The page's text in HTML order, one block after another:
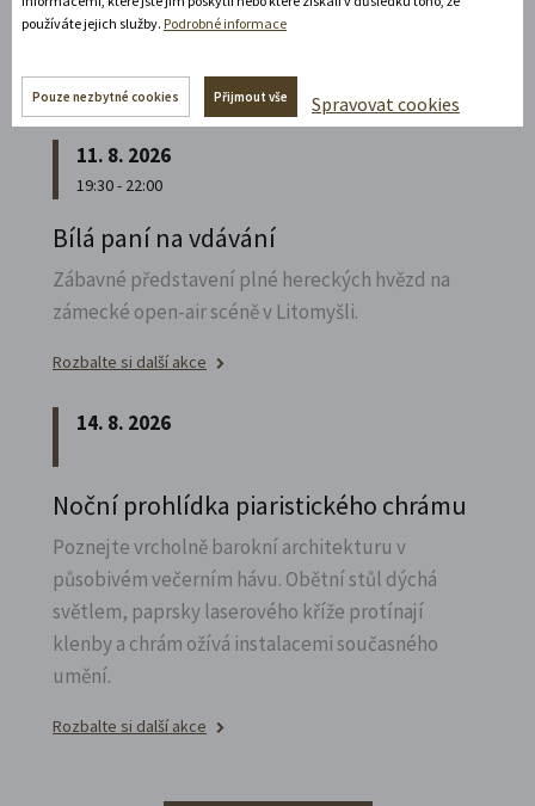
klenby a chrám ožívá instalacemi současného
Rozbalte si další akce
11. 8. 2026
19:30 - 22:00
Bílá paní na vdávání
Zábavné představení plné hereckých hvězd na
zámecké open-air scéně v Litomyšli.
Rozbalte si další akce
14. 8. 2026
Noční prohlídka piaristického chrámu
Poznejte vrcholně barokní architekturu v
působivém večerním hávu. Obětní stůl dýchá
světlem, paprsky laserového kříže protínají
klenby a chrám ožívá instalacemi současného
umění.
Rozbalte si další akce
používáte jejich služby. Podrobné informace
Pouze nezbytné cookies Přijmout vše Spravovat cookies